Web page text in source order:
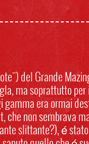
del Grande
ma soprattutto
gamma era ormai
che non sembrava
slittante?), é stato